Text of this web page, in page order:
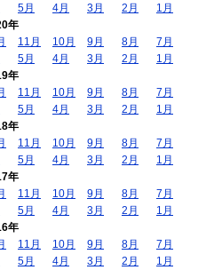
5月 4月 3月 2月
1月
年
11月 10月 9月 8月
7月
5月 4月 3月 2月
1月
年
11月 10月 9月 8月
7月
5月 4月 3月 2月
1月
年
11月 10月 9月 8月
7月
5月 4月 3月 2月
1月
年
11月 10月 9月 8月
7月
5月 4月 3月 2月
1月
年
11月 10月 9月 8月
7月
5月 4月 3月 2月
1月